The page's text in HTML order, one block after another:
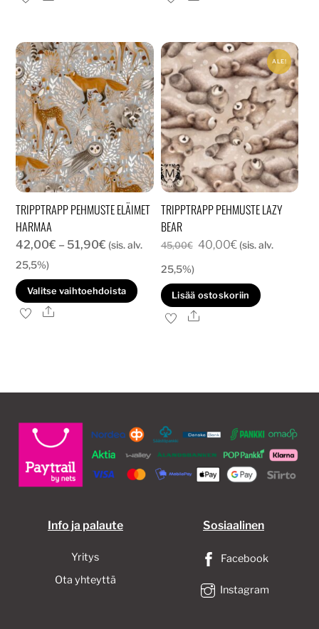
muunnelma.
Voit
tehdä
valinnat
tuotteen
sivulla.
Voit
tehdä
TRIPPTRAPP PEHMUSTE ELÄIMET
HARMAA
42,00€ – 51,90€ Hintaluokka:
-
51,90€
(sis. alv.
25,5%)
Valitse vaihtoehdoista
Tällä
tuotteella
valinnat
tuotteen
sivulla.
Ale
ALE!
TRIPPTRAPP PEHMUSTE LAZY
BEAR
45,00€ Alkuperäinen
oli:
45,00€.
40,00€Nykyinen
on:
40,00€.
(sis. alv.
25,5%)
Lisää ostoskoriin
Ale
Info ja palaute
Yritys
Ota yhteyttä
Sosiaalinen
Facebook
Instagram